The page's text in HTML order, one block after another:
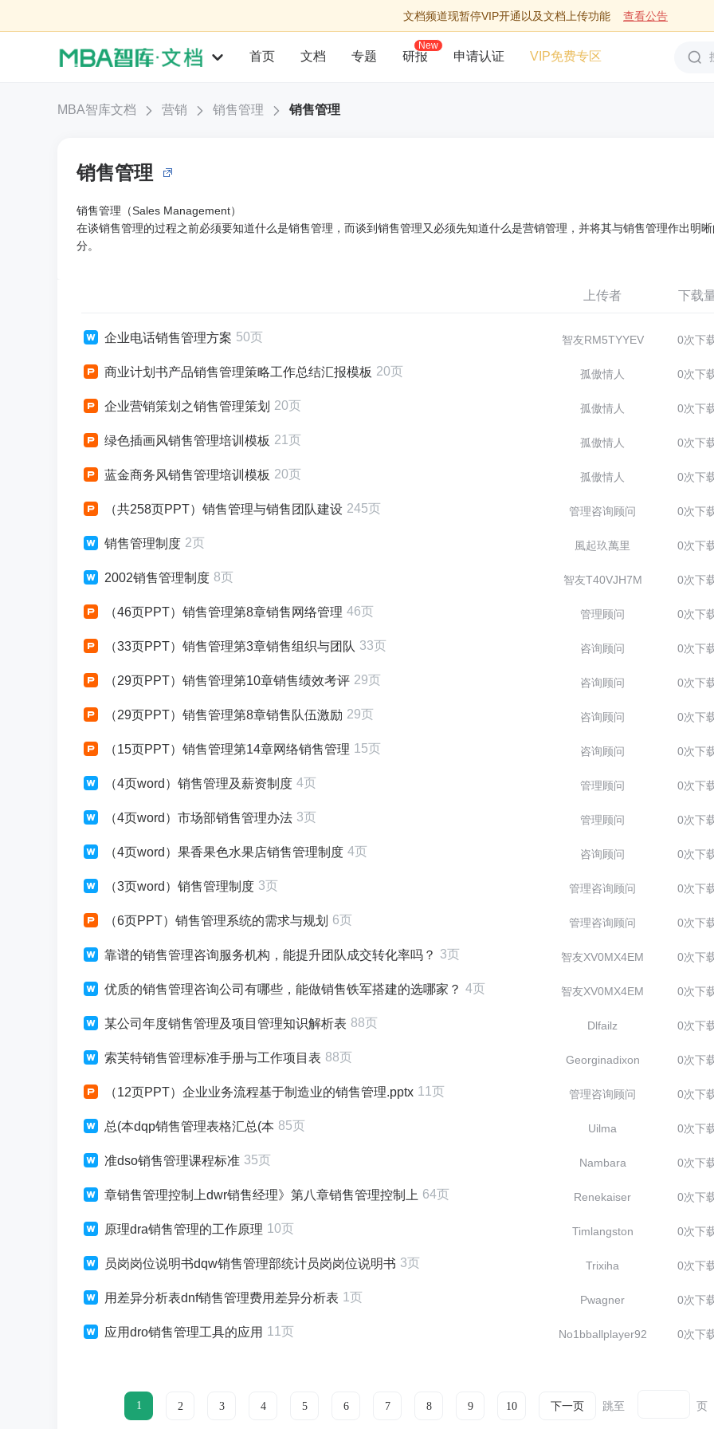
文档频道现暂停VIP开通以及文档上传功能 查看公告
首页 文档 专题 研报
New
申请认证 VIP免费专区
MBA智库文档 营销 销售管理 销售管理
销售管理
销售管理（Sales Management）
在谈销售管理的过程之前必须要知道什么是销售管理，而谈到销售管理又必须先知道什么是营销管理，并将其与销售管理作出明
分。
上传者 下载
企业电话销售管理方案 50页 智友RM5TYYEV 0次下
商业计划书产品销售管理策略工作总结汇报模板 20页 孤傲情人 0次下
企业营销策划之销售管理策划 20页 孤傲情人 0次下
绿色插画风销售管理培训模板 21页 孤傲情人 0次下
蓝金商务风销售管理培训模板 20页 孤傲情人 0次下
（共258页PPT）销售管理与销售团队建设 245页 管理咨询顾问 0次下
销售管理制度 2页 風起玖萬里 0次下
2002销售管理制度 8页 智友T40VJH7M 0次下
（46页PPT）销售管理第8章销售网络管理 46页 管理顾问 0次下
（33页PPT）销售管理第3章销售组织与团队 33页 咨询顾问 0次下
（29页PPT）销售管理第10章销售绩效考评 29页 咨询顾问 0次下
（29页PPT）销售管理第8章销售队伍激励 29页 咨询顾问 0次下
（15页PPT）销售管理第14章网络销售管理 15页 咨询顾问 0次下
（4页word）销售管理及薪资制度 4页 管理顾问 0次下
（4页word）市场部销售管理办法 3页 管理顾问 0次下
（4页word）果香果色水果店销售管理制度 4页 咨询顾问 0次下
（3页word）销售管理制度 3页 管理咨询顾问 0次下
（6页PPT）销售管理系统的需求与规划 6页 管理咨询顾问 0次下
靠谱的销售管理咨询服务机构，能提升团队成交转化率吗？ 3页 智友XV0MX4EM 0次下
优质的销售管理咨询公司有哪些，能做销售铁军搭建的选哪家？ 4页 智友XV0MX4EM 0次下
某公司年度销售管理及项目管理知识解析表 88页 Dlfailz 0次下
索芙特销售管理标准手册与工作项目表 88页 Georginadixon 0次下
（12页PPT）企业业务流程基于制造业的销售管理.pptx 11页 管理咨询顾问 0次下
总(本dqp销售管理表格汇总(本 85页 Uilma 0次下
准dso销售管理课程标准 35页 Nambara 0次下
章销售管理控制上dwr销售经理》第八章销售管理控制上 64页 Renekaiser 0次下
原理dra销售管理的工作原理 10页 Timlangston 0次下
员岗岗位说明书dqw销售管理部统计员岗岗位说明书 3页 Trixiha 0次下
用差异分析表dnf销售管理费用差异分析表 1页 Pwagner 0次下
应用dro销售管理工具的应用 11页 No1bballplayer92 0次下
1 2 3 4 5 6 7 8 9 10 下一页 跳至 页